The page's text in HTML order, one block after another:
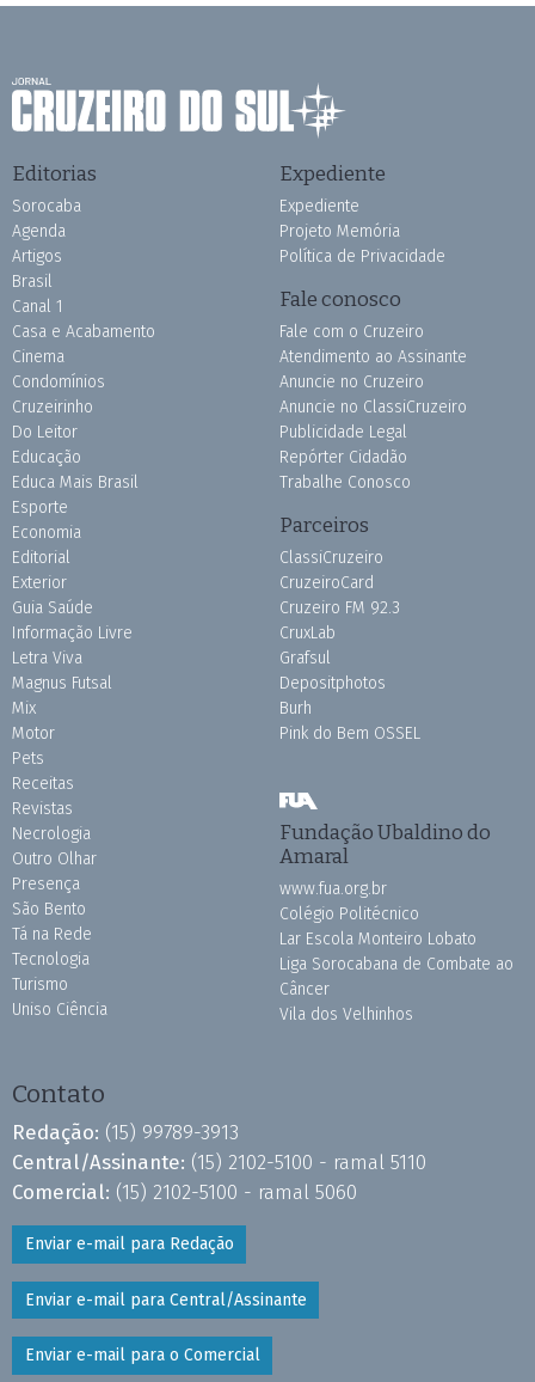
Editorias
Sorocaba
Agenda
Artigos
Brasil
Canal 1
Casa e Acabamento
Cinema
Condomínios
Cruzeirinho
Do Leitor
Educação
Educa Mais Brasil
Esporte
Economia
Editorial
Exterior
Guia Saúde
Informação Livre
Letra Viva
Magnus Futsal
Mix
Motor
Pets
Receitas
Revistas
Necrologia
Outro Olhar
Presença
São Bento
Tá na Rede
Tecnologia
Turismo
Uniso Ciência
Expediente
Expediente
Projeto Memória
Política de Privacidade
Fale conosco
Fale com o Cruzeiro
Atendimento ao Assinante
Anuncie no Cruzeiro
Anuncie no ClassiCruzeiro
Publicidade Legal
Repórter Cidadão
Trabalhe Conosco
Parceiros
ClassiCruzeiro
CruzeiroCard
Cruzeiro FM 92.3
CruxLab
Grafsul
Depositphotos
Burh
Pink do Bem OSSEL
Fundação Ubaldino do
Amaral
www.fua.org.br
Colégio Politécnico
Lar Escola Monteiro Lobato
Liga Sorocabana de Combate ao
Câncer
Vila dos Velhinhos
Contato
Redação: (15) 99789-3913
Central/Assinante: (15) 2102-5100 - ramal 5110
Comercial: (15) 2102-5100 - ramal 5060
Enviar e-mail para Redação
Enviar e-mail para Central/Assinante
Enviar e-mail para o Comercial